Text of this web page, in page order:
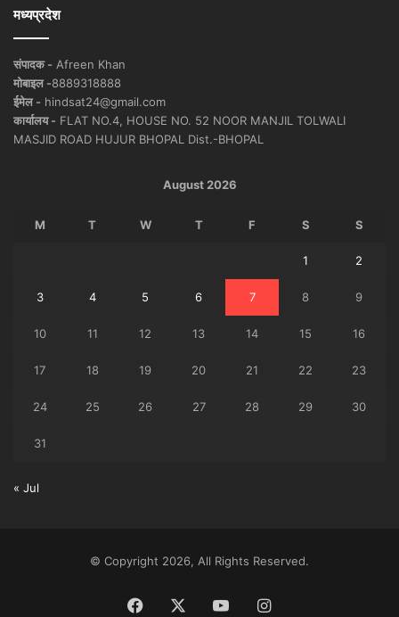
मध्यप्रदेश
संपादक - Afreen Khan
मोबाइल -8889318888
ईमेल - hindsat24@gmail.com
कार्यालय - FLAT NO.4, HOUSE NO. 52 NOOR MANJIL TOLWALI
MASJID ROAD HUJUR BHOPAL Dist.-BHOPAL
August 2026
M T W T F S S
1 2
3 4 5 6 7 8 9
10 11 12 13 14 15 16
17 18 19 20 21 22 23
24 25 26 27 28 29 30
31
« Jul
© Copyright 2026, All Rights Reserved.
Facebook YouTubeInstagram